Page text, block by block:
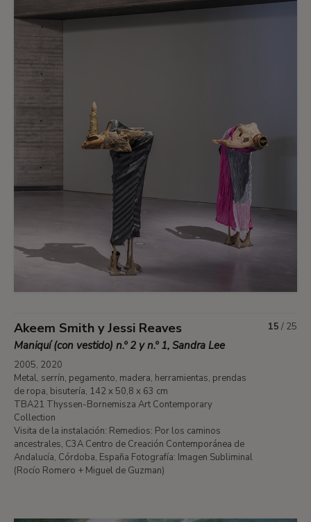
Akeem Smith y Jessi Reaves
Maniquí (con vestido) n.º 2 y n.º 1, Sandra Lee
2005, 2020
Metal, serrín, pegamento, madera, herramientas, prendas
de ropa, bisutería, 142 x 50,8 x 63 cm
TBA21 Thyssen-Bornemisza Art Contemporary
Collection
Visita de la instalación: Remedios: Por los caminos
ancestrales, C3A Centro de Creación Contemporánea de
Andalucía, Córdoba, España Fotografía: Imagen Subliminal
(Rocío Romero + Miguel de Guzman)
15 / 25